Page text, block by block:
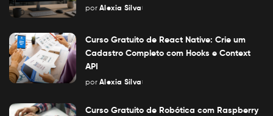
Posted
por Alexia Silva
Curso Gratuito de React Native: Crie um
Cadastro Completo com Hooks e Context
API
Posted
por Alexia Silva
Curso Gratuito de Robótica com Raspberry